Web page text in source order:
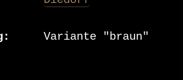
Variante "braun"